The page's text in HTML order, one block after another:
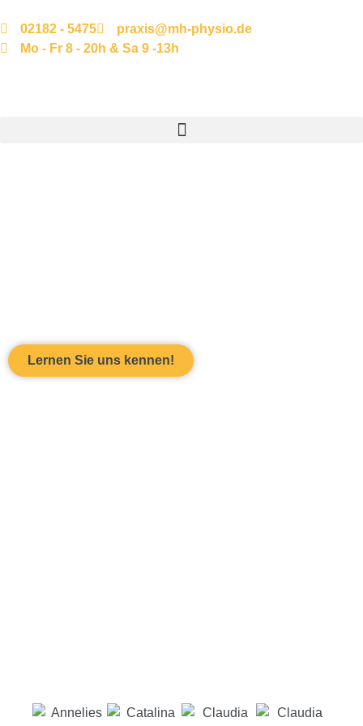
02182 - 5475
praxis@mh-physio.de
Mo - Fr 8 - 20h & Sa 9 -13h
Lernen Sie uns kennen!